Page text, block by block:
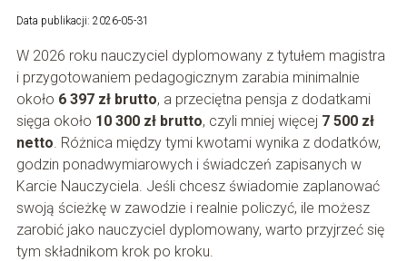
Data publikacji: 2026-05-31
W 2026 roku nauczyciel dyplomowany z tytułem magistra
i przygotowaniem pedagogicznym zarabia minimalnie
około 6 397 zł brutto, a przeciętna pensja z dodatkami
sięga około 10 300 zł brutto, czyli mniej więcej 7 500 zł
netto. Różnica między tymi kwotami wynika z dodatków,
godzin ponadwymiarowych i świadczeń zapisanych w
Karcie Nauczyciela. Jeśli chcesz świadomie zaplanować
swoją ścieżkę w zawodzie i realnie policzyć, ile możesz
zarobić jako nauczyciel dyplomowany, warto przyjrzeć się
tym składnikom krok po kroku.